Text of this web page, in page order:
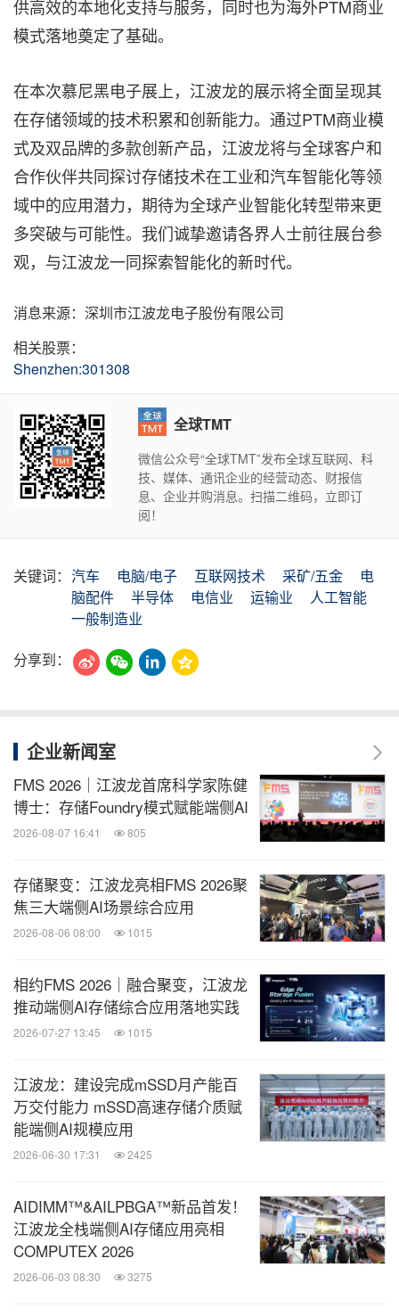
供高效的本地化支持与服务，同时也为海外PTM商业
模式落地奠定了基础。
在本次慕尼黑电子展上，江波龙的展示将全面呈现其
在存储领域的技术积累和创新能力。通过PTM商业模
式及双品牌的多款创新产品，江波龙将与全球客户和
合作伙伴共同探讨存储技术在工业和汽车智能化等领
域中的应用潜力，期待为全球产业智能化转型带来更
多突破与可能性。我们诚挚邀请各界人士前往展台参
观，与江波龙一同探索智能化的新时代。
消息来源：深圳市江波龙电子股份有限公司
相关股票：
Shenzhen:301308
全球TMT
微信公众号“全球TMT”发布全球互联网、科
技、媒体、通讯企业的经营动态、财报信
息、企业并购消息。扫描二维码，立即订
阅！
关键词： 汽车 电脑/电子 互联网技术 采矿/五金
电
脑配件
半导体 电信业 运输业
人工智能
一般制造业
分享到：
企业新闻室
FMS 2026｜江波龙首席科学家陈健
博士：存储Foundry模式赋能端侧AI
2026-08-07 16:41 805
存储聚变：江波龙亮相FMS 2026聚
焦三大端侧AI场景综合应用
2026-08-06 08:00 1015
相约FMS 2026｜融合聚变，江波龙
推动端侧AI存储综合应用落地实践
2026-07-27 13:45 1015
江波龙：建设完成mSSD月产能百
万交付能力 mSSD高速存储介质赋
能端侧AI规模应用
2026-06-30 17:31 2425
AIDIMM™&AILPBGA™新品首发！
江波龙全栈端侧AI存储应用亮相
COMPUTEX 2026
2026-06-03 08:30 3275